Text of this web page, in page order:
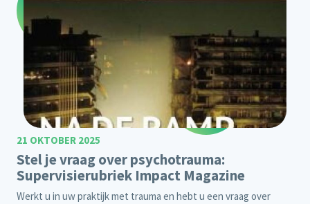
21 OKTOBER 2025
Stel je vraag over psychotrauma:
Supervisierubriek Impact Magazine
Werkt u in uw praktijk met trauma en hebt u een vraag over